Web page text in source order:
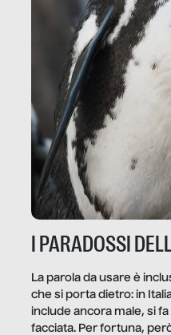
I PARADOSSI
La parola da usare è
che si porta dietro: in
include ancora male, si
facciata. Per fortuna,